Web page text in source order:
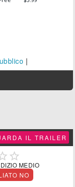
|
IL TRAILER

MEDIO
NO